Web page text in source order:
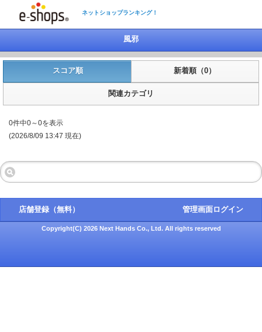
ネットショップランキング！
風邪
スコア順 新着順（0）
関連カテゴリ
0件中0～0を表示
(2026/8/09 13:47 現在)
店舗登録（無料） 管理画面ログイン
Copyright(C) 2026 Next Hands Co., Ltd. All rights reserved